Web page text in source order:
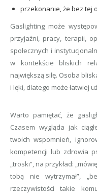
przekonanie, że bez tej
Gaslighting może
przyjaźni, pracy, terapii,
społecznych i
w kontekście bliskich
największą siłę. Osoba
i lęki, dlatego może łatwiej
Warto pamiętać, że
Czasem wygląda jak
twoich wspomnień,
kompetencji lub zdrowia
„troski”, na przykład:
tobą nie wytrzymał”,
rzeczywistości takie